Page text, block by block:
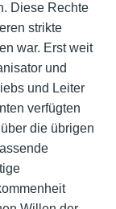
Diese Rechte
strikte
war. Erst weit
und
und Leiter
verfügten
die übrigen